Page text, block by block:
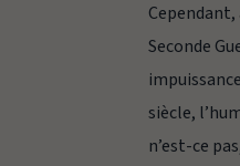
Cependant,
Seconde
siècle,
n’est-ce